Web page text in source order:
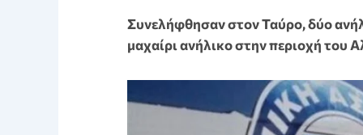
Συνελήφθησαν στον Ταύρο, δύο
μαχαίρι ανήλικο στην περιοχή του